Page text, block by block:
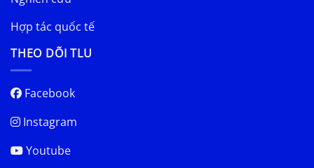
Hợp tác quốc tế
THEO DÕI TLU
Facebook
Instagram
Youtube